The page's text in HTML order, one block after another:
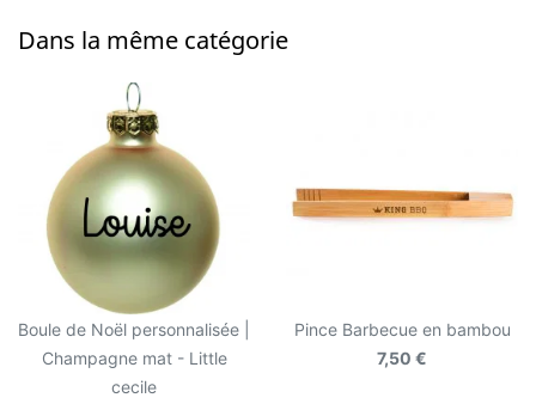
Dans la même catégorie
Boule de Noël personnalisée |
Champagne mat - Little
cecile
Pince Barbecue en bambou
7,50 €